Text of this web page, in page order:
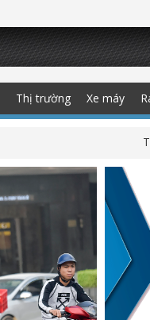
Thị trường Xe máy